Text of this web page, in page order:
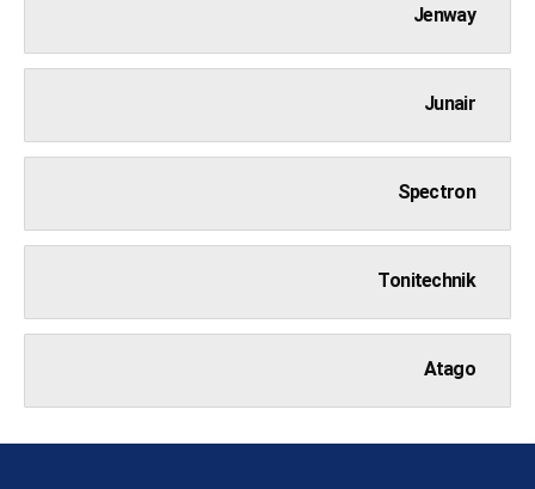
Jenway
Junair
Spectron
Tonitechnik
Atago